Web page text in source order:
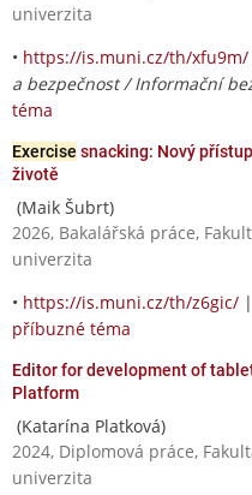
univerzita
• https://is.muni.cz/th/xfu9m/
a bezpečnost / Informační
téma
Exercise snacking: Nový
životě
(Maik Šubrt)
2026, Bakalářská práce,
univerzita
• https://is.muni.cz/th/z6gic/ |
příbuzné téma
Editor for development of
Platform
(Katarína Platková)
2024, Diplomová práce,
univerzita